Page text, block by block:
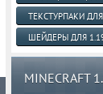
ТЕКСТУРПАКИ ДЛЯ
ШЕЙДЕРЫ ДЛЯ
MINECRAFT